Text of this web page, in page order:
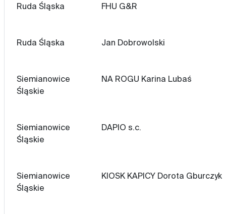
Ruda Śląska FHU G&R
Ruda Śląska Jan Dobrowolski
Siemianowice
Śląskie
NA ROGU Karina Lubaś
Siemianowice
Śląskie
DAPIO s.c.
Siemianowice
Śląskie
KIOSK KAPICY Dorota Gburczyk